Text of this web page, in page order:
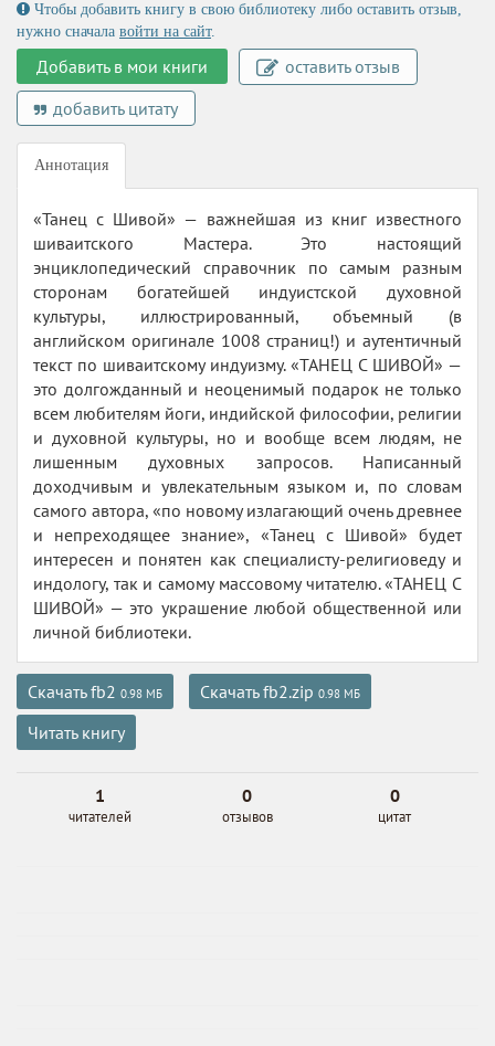
Чтобы добавить книгу в свою библиотеку либо оставить отзыв,
нужно сначала войти на сайт.
Добавить в мои книги
оставить отзыв
добавить цитату
Аннотация
«Танец с Шивой» — важнейшая из книг известного
шиваитского Мастера. Это настоящий
энциклопедический справочник по самым разным
сторонам богатейшей индуистской духовной
культуры, иллюстрированный, объемный (в
английском оригинале 1008 страниц!) и аутентичный
текст по шиваитскому индуизму. «ТАНЕЦ С ШИВОЙ» —
это долгожданный и неоценимый подарок не только
всем любителям йоги, индийской философии, религии
и духовной культуры, но и вообще всем людям, не
лишенным духовных запросов. Написанный
доходчивым и увлекательным языком и, по словам
самого автора, «по новому излагающий очень древнее
и непреходящее знание», «Танец с Шивой» будет
интересен и понятен как специалисту-религиоведу и
индологу, так и самому массовому читателю. «ТАНЕЦ С
ШИВОЙ» — это украшение любой общественной или
личной библиотеки.
Скачать fb2 0.98 МБ Скачать fb2.zip 0.98 МБ
Читать книгу
1
читателей
0
отзывов
0
цитат